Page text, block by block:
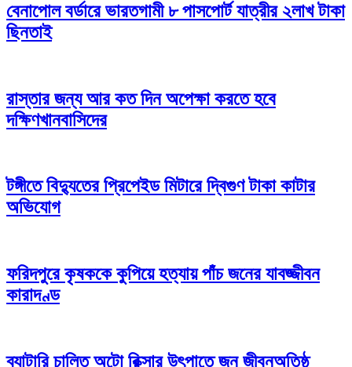
বেনাপোল বর্ডারে ভারতগামী ৮ পাসপোর্ট যাত্রীর ২লাখ টাকা
ছিনতাই
রাস্তার জন্য আর কত দিন অপেক্ষা করতে হবে
দক্ষিণখানবাসিদের
টঙ্গীতে বিদ্যুতের প্রিপেইড মিটারে দ্বিগুণ টাকা কাটার
অভিযোগ
ফরিদপুরে কৃষককে কুপিয়ে হত্যায় পাঁচ জনের যাবজ্জীবন
কারাদণ্ড
ব্যাটারি চালিত অটো রিক্সার উৎপাতে জন জীবনঅতিষ্ঠ